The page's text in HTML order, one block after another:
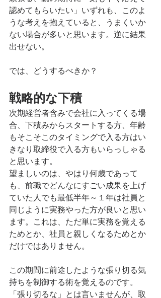
認めてもらいたい」いずれも、このよ
うな考えを抱えていると、うまくいか
ない場合が多いと思います。逆に結果
出せない。
では、どうするべきか？
戦略的な下積
次期経営者含みで会社に入ってくる場
合、下積みからスタートする方、年齢
もそこそこのタイミングで入る方はい
きなり取締役で入る方もいらっしゃる
と思います。
望ましいのは、やはり何歳であって
も、前職でどんなにすごい成果を上げ
ていた人でも最低半年～１年は社員と
同じように実務やった方が良いと思い
ます。これは、ただ単に実務を覚える
ためとか、社員と親しくなるためとか
だけではありません。
この期間に前途したような張り切る気
持ちを制御する術を覚えるのです。
「張り切るな」とは言いませんが、取